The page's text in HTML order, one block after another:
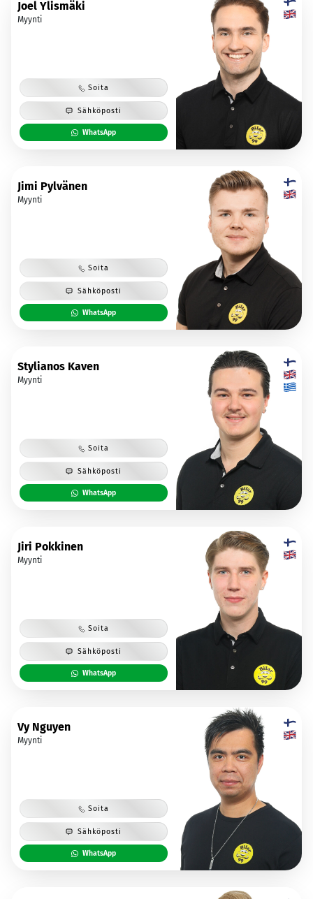
Joel Ylismäki
Myynti
Soita
Sähköposti
WhatsApp
Jimi Pylvänen
Myynti
Soita
Sähköposti
WhatsApp
Stylianos Kaven
Myynti
Soita
Sähköposti
WhatsApp
Jiri Pokkinen
Myynti
Soita
Sähköposti
WhatsApp
Vy Nguyen
Myynti
Soita
Sähköposti
WhatsApp